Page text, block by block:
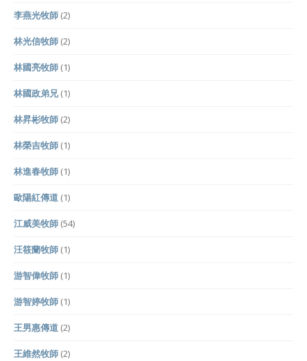
李燕光牧師 (2)
林光信牧師 (2)
林國亮牧師 (1)
林國政弟兄(1)
林昇彬牧師 (2)
林榮吉牧師 (1)
林進春牧師 (1)
歐陽紅傳道 (1)
江威美牧師 (54)
汪筱蘭牧師 (1)
游智偉牧師 (1)
游智婷牧師 (1)
王男惠傳道 (2)
王維然牧師 (2)